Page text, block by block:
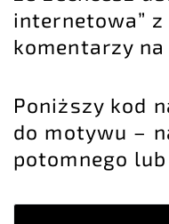
internetowa”
komentarzy
Poniższy kod
do motywu –
potomnego